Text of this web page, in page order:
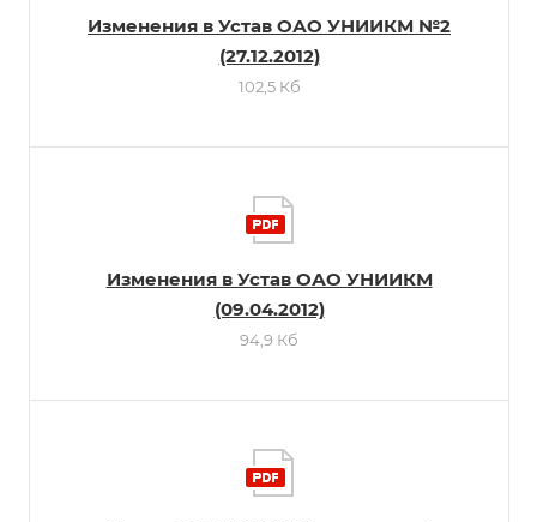
Изменения в Устав ОАО УНИИКМ №2
(27.12.2012)
102,5 Кб
Изменения в Устав ОАО УНИИКМ
(09.04.2012)
94,9 Кб